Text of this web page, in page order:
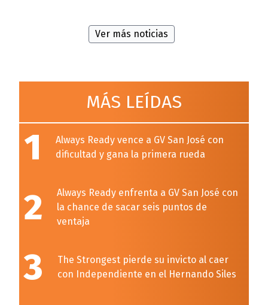
Ver más noticias
MÁS LEÍDAS
1
Always Ready vence a GV San José con
dificultad y gana la primera rueda
2
Always Ready enfrenta a GV San José con
la chance de sacar seis puntos de
ventaja
3
The Strongest pierde su invicto al caer
con Independiente en el Hernando Siles